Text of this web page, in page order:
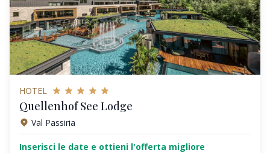
HOTEL
Quellenhof See Lodge
Val Passiria
Inserisci le date e ottieni l'offerta migliore